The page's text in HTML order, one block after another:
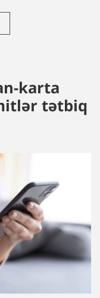
karta
tətbiq